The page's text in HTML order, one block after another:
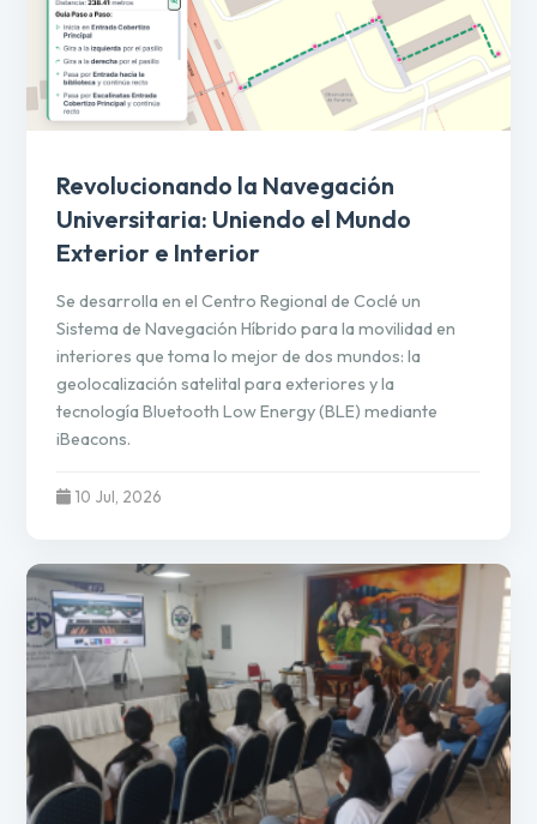
Revolucionando la Navegación
Universitaria: Uniendo el Mundo
Exterior e Interior
Se desarrolla en el Centro Regional de Coclé un
Sistema de Navegación Híbrido para la movilidad en
interiores que toma lo mejor de dos mundos: la
geolocalización satelital para exteriores y la
tecnología Bluetooth Low Energy (BLE) mediante
iBeacons.
10 Jul, 2026